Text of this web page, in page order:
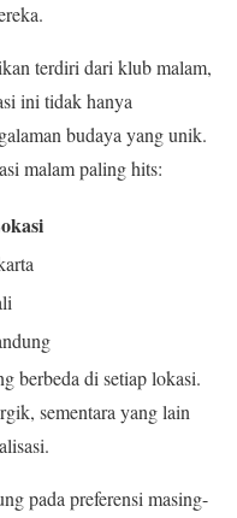
terdiri dari klub malam,
ini tidak hanya
budaya yang unik.
malam paling hits:
berbeda di setiap lokasi.
sementara yang lain
pada preferensi masing-